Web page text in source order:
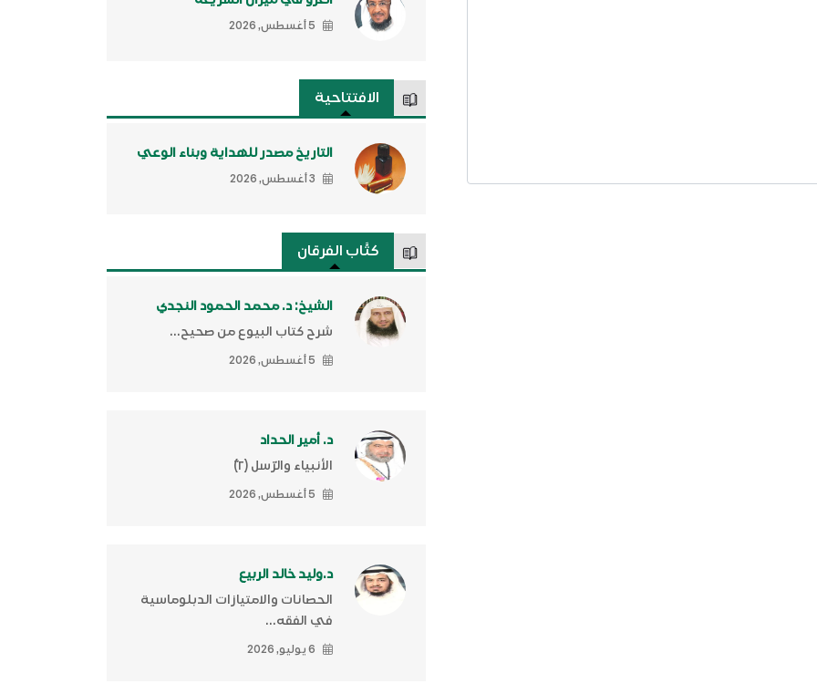
5 أغسطس, 2026
الافتتاحية
التاريخ مصدر للهداية وبناء الوعي
3 أغسطس, 2026
كتَّاب الفرقان
الشيخ: د. محمد الحمود النجدي
شرح كتاب البيوع من صحيح...
5 أغسطس, 2026
د. أمير الحداد
الأنبياء والرّسل (٢)ّ
5 أغسطس, 2026
د.وليد خالد الربيع
الحصانات والامتيازات الدبلوماسية
في الفقه...
6 يوليو, 2026